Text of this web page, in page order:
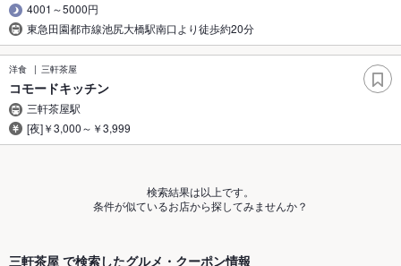
4001～5000円
東急田園都市線池尻大橋駅南口より徒歩約20分
洋食 三軒茶屋
コモードキッチン
三軒茶屋駅
[夜]￥3,000～￥3,999
検索結果は以上です。
条件が似ているお店から探してみませんか？
三軒茶屋 で検索したグルメ・クーポン情報